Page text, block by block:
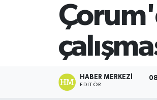
HABER MERKEZI
EDITÖR